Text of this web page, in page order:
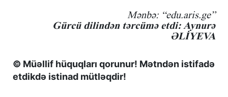
Mənbə: “edu.aris.ge”
Gürcü dilindən tərcümə etdi: Aynurə
ƏLİYEVA
© Müəllif hüquqları qorunur! Mətndən istifadə
etdikdə istinad mütləqdir!